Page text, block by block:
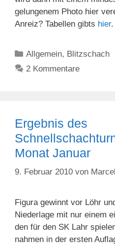
gelungenem Photo hier
Anreiz? Tabellen gibts hier.
Kategorien
Allgemein, Blitzschach
2 Kommentare
Ergebnis des
Monat Januar
9. Februar 2010 von
Figura gewinnt vor Löhr
Niederlage mit nur einem
den für den SK Lahr
nahmen in der ersten